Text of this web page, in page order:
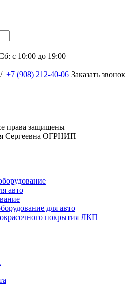
c 10:00 до 19:00
/ +7 (908) 212-40-06 Заказать звонок
права защищены
Сергеевна ОГРНИП
авто
для авто
покрытия ЛКП